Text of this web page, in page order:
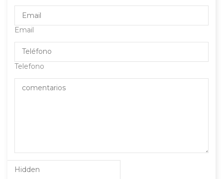
Email
Telefono